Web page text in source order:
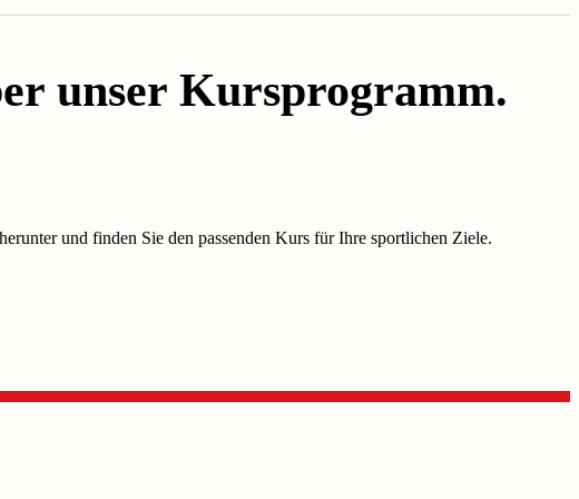
unser Kursprogramm.
und finden Sie den passenden Kurs für Ihre sportlichen Ziele.